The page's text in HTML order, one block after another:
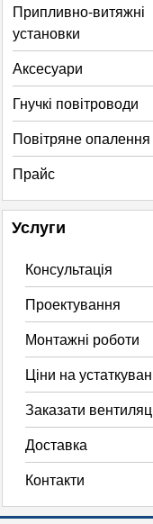
Припливно-витяжні
установки
Аксесуари
Гнучкі повітроводи
Повітряне опалення
Прайс
Услуги
Консультація
Проектування
Монтажні роботи
Ціни на
Заказати
Доставка
Контакти